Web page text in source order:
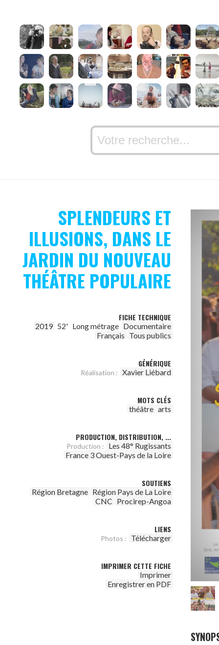
SPLENDEURS ET
ILLUSIONS, DANS LE
JARDIN DU NOUVEAU
THÉÂTRE POPULAIRE
FICHE TECHNIQUE
2019 52' Long métrage Documentaire
Français Tous publics
GÉNÉRIQUE
Réalisation : Xavier Liébard
MOTS CLÉS
théâtre arts
PRODUCTION, DISTRIBUTION, ...
Production :
Les 48° Rugissants
France 3 Ouest-Pays de la Loire
SOUTIENS
Région Bretagne Région Pays de La Loire
CNC Procirep-Angoa
LIENS
Photos : Télécharger
IMPRIMER CETTE FICHE
Imprimer
Enregistrer en PDF